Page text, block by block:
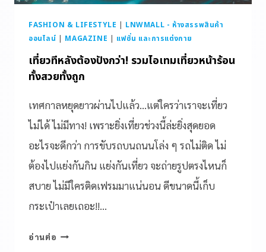
FASHION & LIFESTYLE | LNWMALL - ห้างสรรพสินค้า
ออนไลน์ | MAGAZINE | แฟชั่น และการแต่งกาย
เที่ยวทีหลังต้องปังกว่า! รวมไอเทมเที่ยวหน้าร้อน
ทั้งสวยทั้งถูก
เทศกาลหยุดยาวผ่านไปแล้ว…แต่ใครว่าเราจะเที่ยว
ไม่ได้ ไม่มีทาง! เพราะยิ่งเที่ยวช่วงนี้ล่ะยิ่งสุดยอด
อะไรจะดีกว่า การขับรถบนถนนโล่ง ๆ รถไม่ติด ไม่
ต้องไปแย่งกันกิน แย่งกันเที่ยว จะถ่ายรูปตรงไหนก็
สบาย ไม่มีใครติดเฟรมมาแน่นอน ดีขนาดนี้เก็บ
กระเป๋าเลยเถอะ!!…
อ่านต่อ